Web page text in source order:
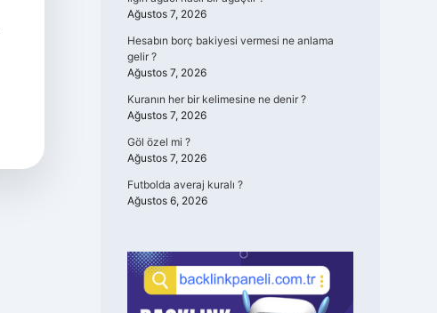
Ağustos 7, 2026
Hesabın borç bakiyesi vermesi ne anlama
gelir ?
Ağustos 7, 2026
Kuranın her bir kelimesine ne denir ?
Ağustos 7, 2026
Göl özel mi ?
Ağustos 7, 2026
Futbolda averaj kuralı ?
Ağustos 6, 2026